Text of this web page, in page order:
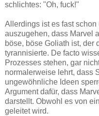
schlichtes: "Oh, fuck!"
Allerdings ist es fast
auszugehen, dass Marvel
böse, böse Goliath ist, der
tyrannisierte. De facto
Prozesses stehen, gar
normalerweise lehrt, dass
ungewöhnliche Ideen
Argument dafür, dass
darstellt. Obwohl es von
geleitet wird.